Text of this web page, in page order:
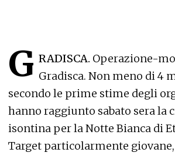
G RADISCA. Operazione-
Gradisca. Non meno di 4
secondo le prime stime degli
hanno raggiunto sabato sera la
isontina per la Notte Bianca di
Target particolarmente